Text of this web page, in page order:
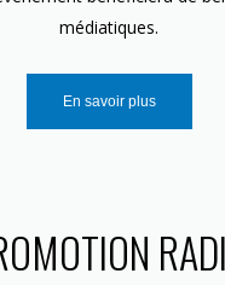
médiatiques.
En savoir plus